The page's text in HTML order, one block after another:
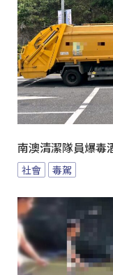
南澳清潔隊員爆毒
社會 毒駕